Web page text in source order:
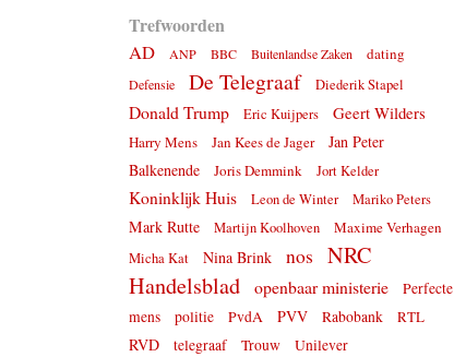
Trefwoorden
AD
ANP BBC Buitenlandse Zaken dating
Defensie De Telegraaf Diederik Stapel
Donald Trump Eric Kuijpers Geert Wilders
Harry Mens Jan Kees de Jager
Jan Peter
Balkenende
Joris Demmink Jort Kelder
Koninklijk Huis Leon de Winter Mariko Peters
Mark Rutte Martijn Koolhoven Maxime Verhagen
Micha Kat Nina Brink nos
NRC
Handelsblad
openbaar ministerie
Perfecte
mens
politie PvdA PVV Rabobank RTL
RVD telegraaf Trouw Unilever